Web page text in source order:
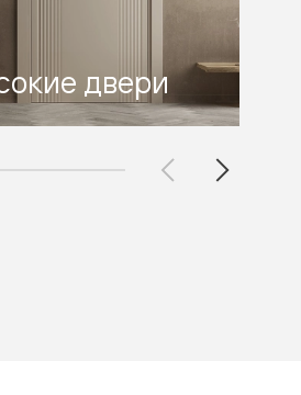
двери